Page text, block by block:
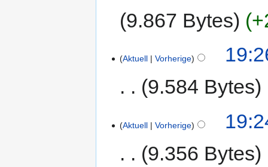
9.867 Bytes
Aktuell Vorherige
9.584 Bytes
Aktuell Vorherige
9.356 Bytes